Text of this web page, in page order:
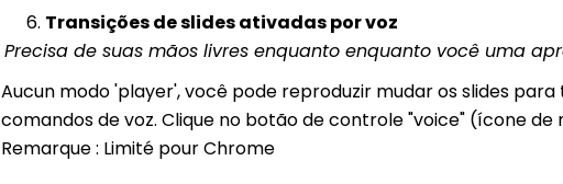
Transições de slides ativadas por voz
Precisa de suas mãos livres enquanto enquanto você uma
Aucun modo 'player', você pode reproduzir mudar os slides
comandos de voz. Clique no botão de controle "voice" (ícone
Remarque : Limité pour Chrome